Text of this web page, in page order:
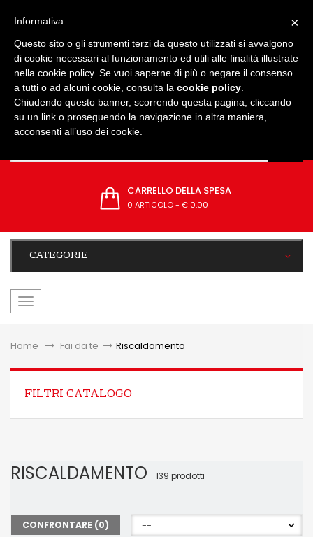
CARRELLO DELLA SPESA
0 ARTICOLO- € 0,00
CATEGORIE
navigazione
Home &gt;Fai da te > Riscaldamento
FILTRI CATALOGO
RISCALDAMENTO 139 prodotti
CONFRONTARE (0)
×
Informativa
Questo sito o gli strumenti terzi da questo utilizzati si avvalgono
di cookie necessari al funzionamento ed utili alle finalità illustrate
nella cookie policy. Se vuoi saperne di più o negare il consenso
a tutti o ad alcuni cookie, consulta la cookie policy
Chiudendo questo banner, scorrendo questa pagina, cliccando
su un link o proseguendo la navigazione in altra maniera,
acconsenti all’uso dei cookie.